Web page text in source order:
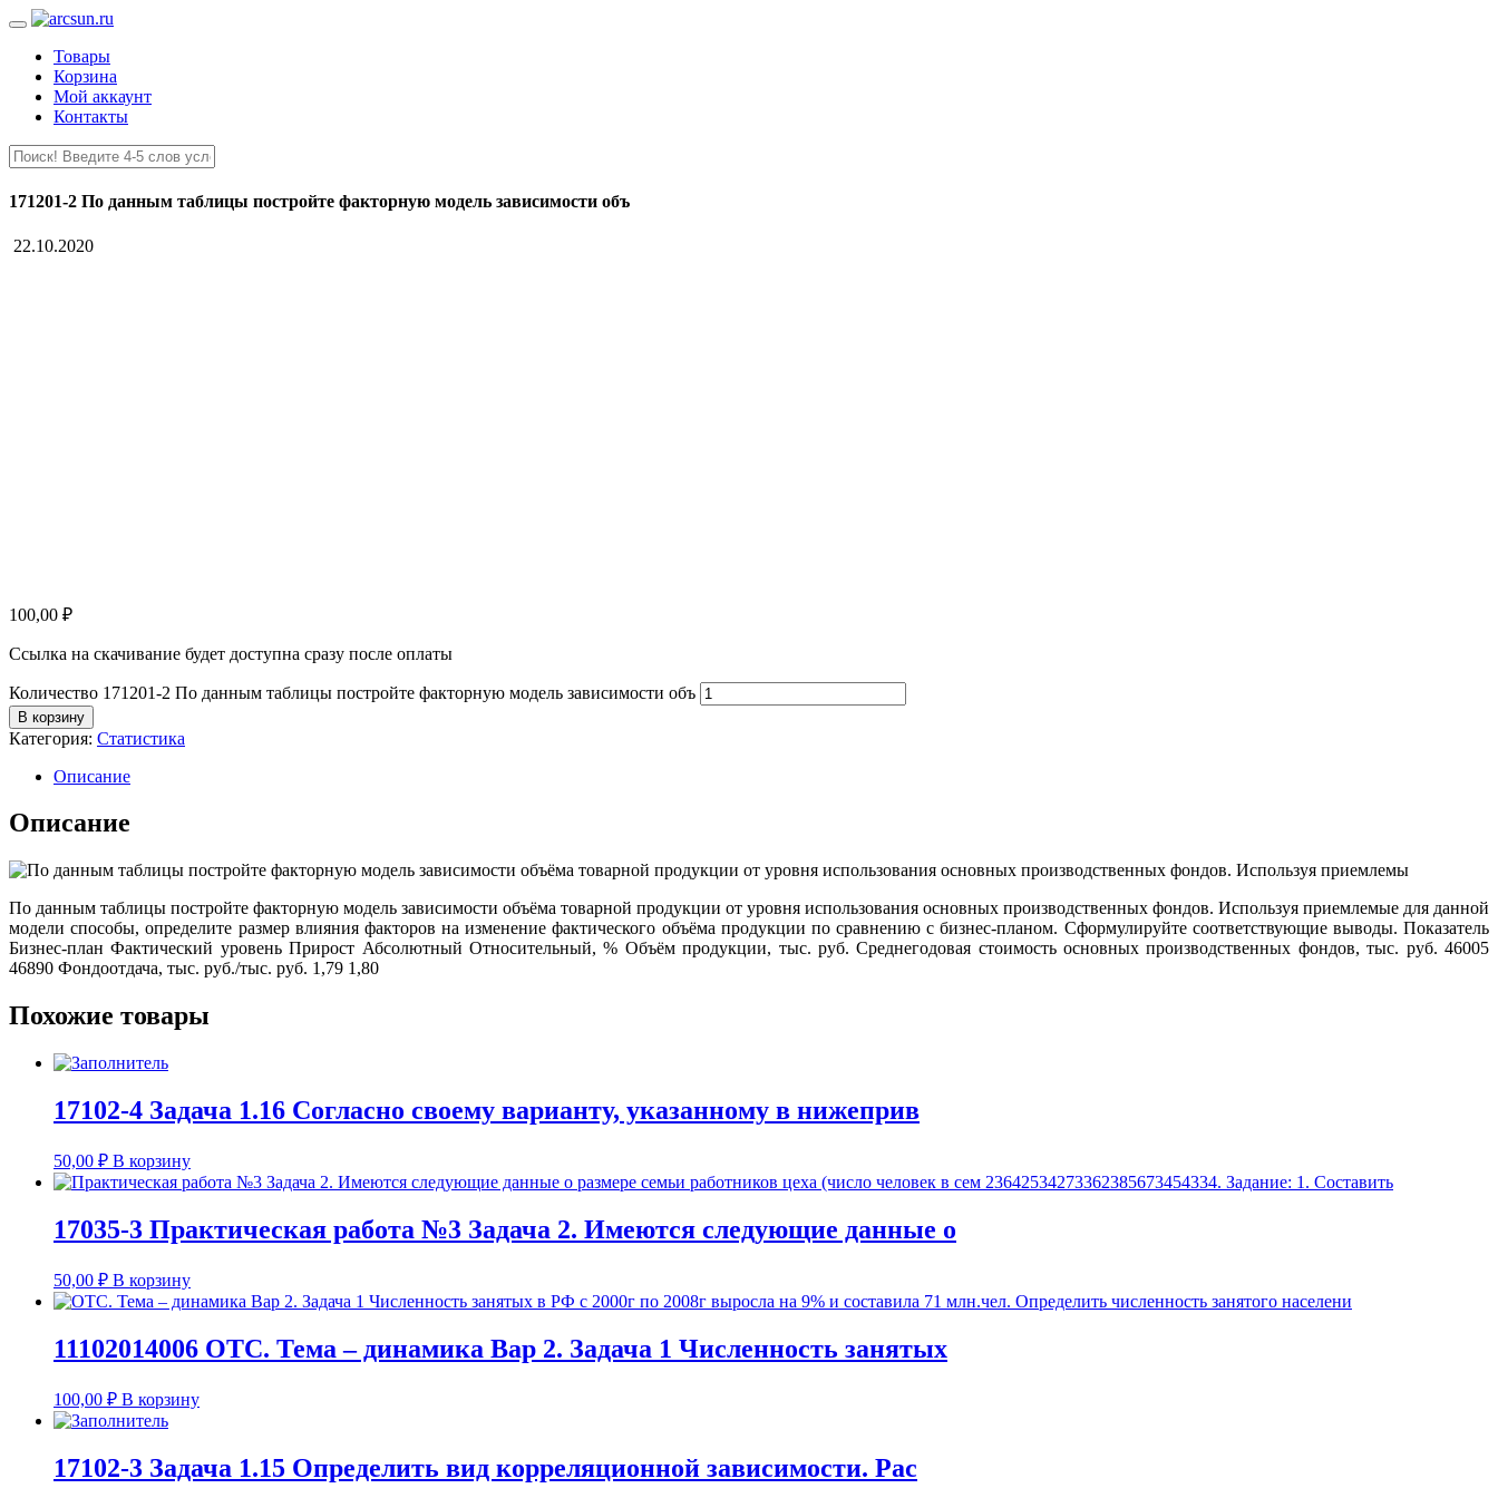
Товары
Корзина
Мой аккаунт
Контакты
171201-2 По данным таблицы постройте факторную модель зависимости объ
22.10.2020
100,00 ₽
Ссылка на скачивание будет доступна сразу после оплаты
Количество 171201-2 По данным таблицы постройте факторную модель зависимости объ
В корзину
Категория: Статистика
Описание
Описание
По данным таблицы постройте факторную модель зависимости объёма товарной продукции от уровня использования основных производственных фондов. Используя приемлемые для данной
модели способы, определите размер влияния факторов на изменение фактического объёма продукции по сравнению с бизнес-планом. Сформулируйте соответствующие выводы. Показатель
Бизнес-план Фактический уровень Прирост Абсолютный Относительный, % Объём продукции, тыс. руб. Среднегодовая стоимость основных производственных фондов, тыс. руб. 46005
46890 Фондоотдача, тыс. руб./тыс. руб. 1,79 1,80
Похожие товары
17102-4 Задача 1.16 Согласно своему варианту, указанному в нижеприв
50,00 ₽ В корзину
17035-3 Практическая работа №3 Задача 2. Имеются следующие данные о
50,00 ₽ В корзину
11102014006 ОТС. Тема – динамика Вар 2. Задача 1 Численность занятых
100,00 ₽ В корзину
17102-3 Задача 1.15 Определить вид корреляционной зависимости. Рас